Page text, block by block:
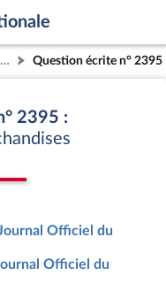
Question écrite n° 2395
2395 :
Officiel du
Officiel du